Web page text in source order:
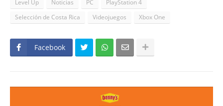
Level Up
Noticias PC
PlayStation 4
Selección de Costa Rica
Videojuegos Xbox One
Facebook